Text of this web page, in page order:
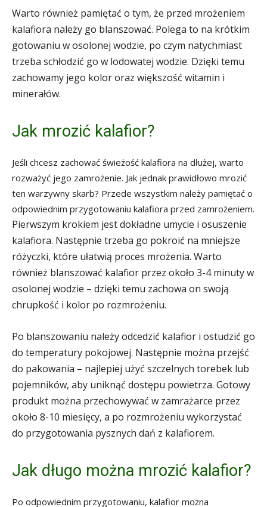
Warto również pamiętać o tym, że przed mrożeniem
kalafiora należy go blanszować. Polega to na krótkim
gotowaniu w osolonej wodzie, po czym natychmiast
trzeba schłodzić go w lodowatej wodzie. Dzięki temu
zachowamy jego kolor oraz większość witamin i
minerałów.
Jak mrozić kalafior?
Jeśli chcesz zachować świeżość kalafiora na dłużej, warto
rozważyć jego zamrożenie. Jak jednak prawidłowo mrozić
ten warzywny skarb? Przede wszystkim należy pamiętać o
odpowiednim przygotowaniu kalafiora przed zamrożeniem.
Pierwszym krokiem jest dokładne umycie i osuszenie
kalafiora. Następnie trzeba go pokroić na mniejsze
różyczki, które ułatwią proces mrożenia. Warto
również blanszować kalafior przez około 3-4 minuty w
osolonej wodzie – dzięki temu zachowa on swoją
chrupkość i kolor po rozmrożeniu.
Po blanszowaniu należy odcedzić kalafior i ostudzić go
do temperatury pokojowej. Następnie można przejść
do pakowania – najlepiej użyć szczelnych torebek lub
pojemników, aby uniknąć dostępu powietrza. Gotowy
produkt można przechowywać w zamrażarce przez
około 8-10 miesięcy, a po rozmrożeniu wykorzystać
do przygotowania pysznych dań z kalafiorem.
Jak długo można mrozić kalafior?
Po odpowiednim przygotowaniu, kalafior można